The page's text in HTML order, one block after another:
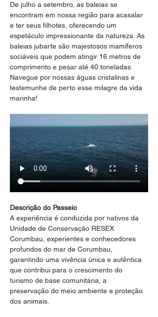
De julho a setembro, as baleias se
encontram em nossa região para acasalar
e ter seus filhotes, oferecendo um
espetáculo impressionante da natureza. As
baleias jubarte são majestosos mamíferos
sociáveis que podem atingir 16 metros de
comprimento e pesar até 40 toneladas.
Navegue por nossas águas cristalinas e
testemunhe de perto esse milagre da vida
marinha!
Descrição do Passeio
A experiência é conduzida por nativos da
Unidade de Conservação RESEX
Corumbau, experientes e conhecedores
profundos do mar de Corumbau,
garantindo uma vivência única e autêntica
que contribui para o crescimento do
turismo de base comunitária, a
preservação do meio ambiente e proteção
dos animais.